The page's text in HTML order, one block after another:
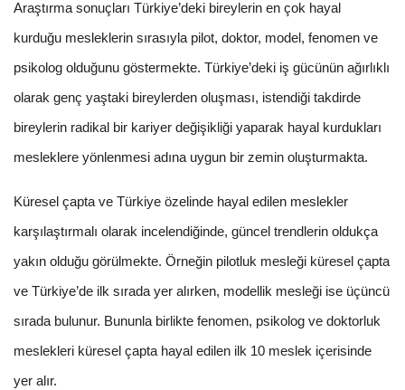
Araştırma sonuçları Türkiye’deki bireylerin en çok hayal
kurduğu mesleklerin sırasıyla pilot, doktor, model, fenomen ve
psikolog olduğunu göstermekte. Türkiye’deki iş gücünün ağırlıklı
olarak genç yaştaki bireylerden oluşması, istendiği takdirde
bireylerin radikal bir kariyer değişikliği yaparak hayal kurdukları
mesleklere yönlenmesi adına uygun bir zemin oluşturmakta.
Küresel çapta ve Türkiye özelinde hayal edilen meslekler
karşılaştırmalı olarak incelendiğinde, güncel trendlerin oldukça
yakın olduğu görülmekte. Örneğin pilotluk mesleği küresel çapta
ve Türkiye’de ilk sırada yer alırken, modellik mesleği ise üçüncü
sırada bulunur. Bununla birlikte fenomen, psikolog ve doktorluk
meslekleri küresel çapta hayal edilen ilk 10 meslek içerisinde
yer alır.